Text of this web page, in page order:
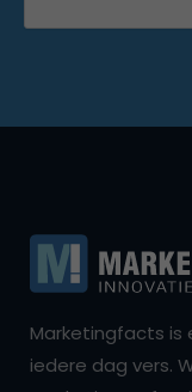
Marketingfacts is
iedere dag vers.